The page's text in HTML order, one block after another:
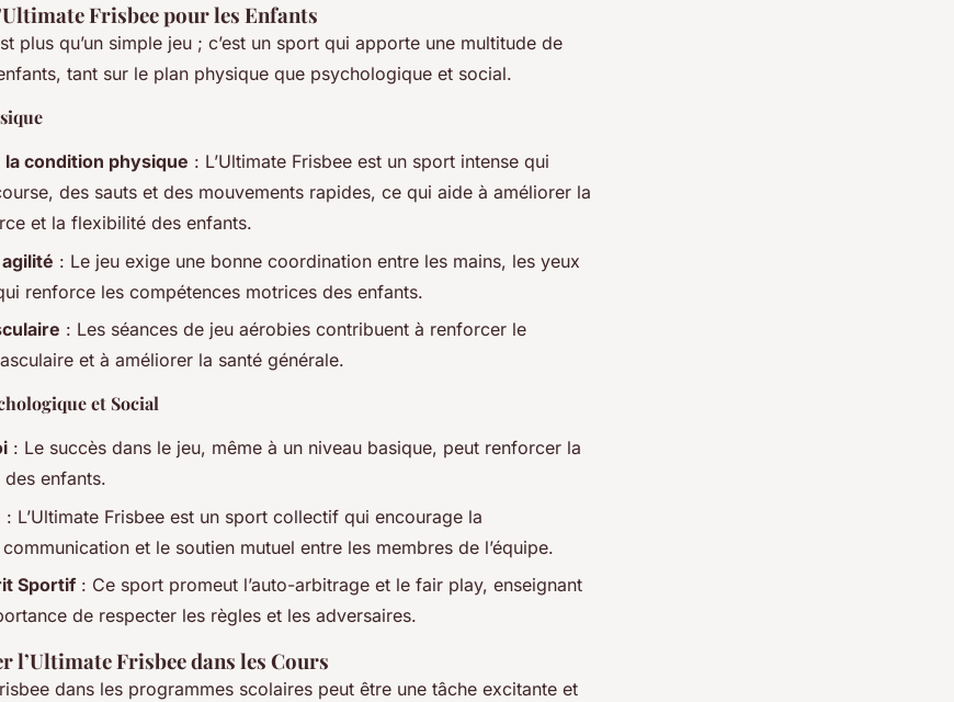
Frisbee pour les Enfants
plus qu’un simple jeu ; c’est un sport qui apporte une multitude de
tant sur le plan physique que psychologique et social.
condition physique : L’Ultimate Frisbee est un sport intense qui
des sauts et des mouvements rapides, ce qui aide à améliorer la
et la flexibilité des enfants.
: Le jeu exige une bonne coordination entre les mains, les yeux
renforce les compétences motrices des enfants.
: Les séances de jeu aérobies contribuent à renforcer le
et à améliorer la santé générale.
et Social
: Le succès dans le jeu, même à un niveau basique, peut renforcer la
enfants.
: L’Ultimate Frisbee est un sport collectif qui encourage la
et le soutien mutuel entre les membres de l’équipe.
Sportif : Ce sport promeut l’auto-arbitrage et le fair play, enseignant
de respecter les règles et les adversaires.
l’Ultimate Frisbee dans les Cours
dans les programmes scolaires peut être une tâche excitante et